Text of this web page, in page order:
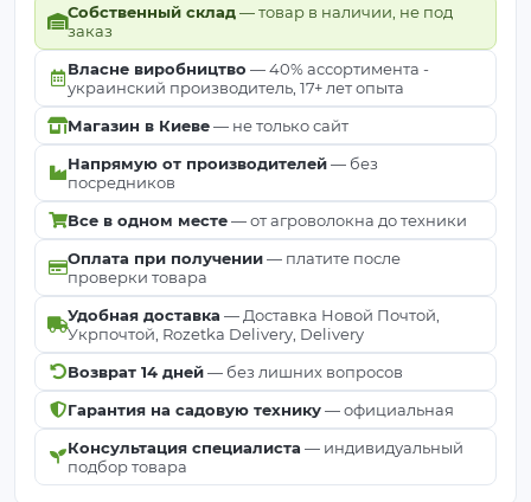
Собственный склад— товар в наличии, не под
заказ
Власне виробництво — 40% ассортимента -
украинский производитель, 17+ лет опыта
Магазин в Киеве— не только сайт
Напрямую от производителей— без
посредников
Все в одном месте— от агроволокна до техники
Оплата при получении— платите после
проверки товара
Удобная доставка — Доставка Новой Почтой,
Укрпочтой, Rozetka Delivery, Delivery
Возврат 14 дней— без лишних вопросов
Гарантия на садовую технику— официальная
Консультация специалиста — индивидуальный
подбор товара